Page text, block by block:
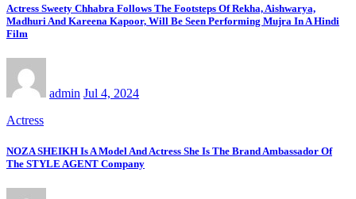
Actress Sweety Chhabra Follows The Footsteps Of Rekha, Aishwarya,
Madhuri And Kareena Kapoor, Will Be Seen Performing Mujra In A Hindi
Film
admin Jul 4, 2024
Actress
NOZA SHEIKH Is A Model And Actress She Is The Brand Ambassador Of
The STYLE AGENT Company